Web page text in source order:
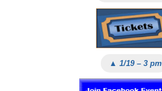
▲ 1/19 – 3 pm